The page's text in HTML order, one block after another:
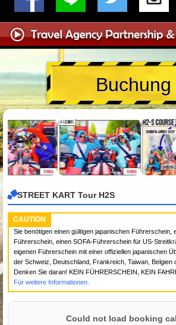
Buchung
STREET KART Tour H2S
CAUTION
Sie benötigen einen gültigen japanischen Führerschein,
Führerschein, einen SOFA-Führerschein für US-
eigenen Führerschein mit einer offiziellen japanischen
der Schweiz, Deutschland, Frankreich, Taiwan, Belgien
Denken Sie daran! KEIN FÜHRERSCHEIN, KEIN
Für weitere Informationen.
Could not load booking